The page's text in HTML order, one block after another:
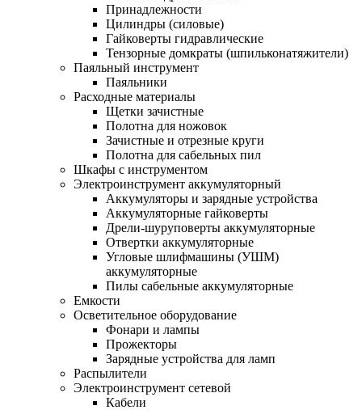
Принадлежности
Цилиндры (силовые)
Гайковерты гидравлические
Тензорные домкраты (шпильконатяжители)
Паяльный инструмент
Паяльники
Расходные материалы
Щетки зачистные
Полотна для ножовок
Зачистные и отрезные круги
Полотна для сабельных пил
Шкафы с инструментом
Электроинструмент аккумуляторный
Аккумуляторы и зарядные устройства
Аккумуляторные гайковерты
Дрели-шуруповерты аккумуляторные
Отвертки аккумуляторные
Угловые шлифмашины (УШМ)
аккумуляторные
Пилы сабельные аккумуляторные
Емкости
Осветительное оборудование
Фонари и лампы
Прожекторы
Зарядные устройства для ламп
Распылители
Электроинструмент сетевой
Кабели